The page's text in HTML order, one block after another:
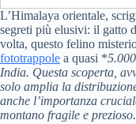
L’Himalaya orientale,
segreti più elusivi: il gatto
volta, questo felino
fototrappole a quasi *
India. Questa scoperta,
solo amplia la
anche l’importanza
montano fragile e prezioso.